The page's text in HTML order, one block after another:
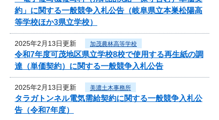
約」に関する一般競争入札公告（岐阜県立本巣松陽高
等学校ほか3県立学校）
2025年2月13日更新 加茂農林高等学校
令和7年度可茂地区県立学校8校で使用する再生紙の調
達（単価契約）に関する一般競争入札公告
2025年2月13日更新 美濃土木事務所
タラガトンネル電気需給契約に関する一般競争入札公
告（令和7年度）